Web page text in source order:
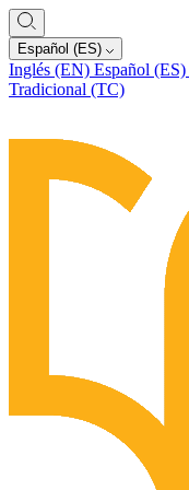
Español (ES)
Inglés (EN) Español (ES)
Tradicional (TC)